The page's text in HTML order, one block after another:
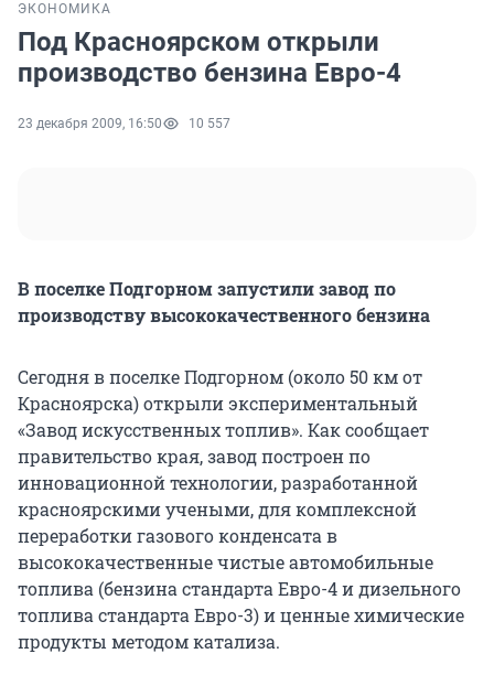
ЭКОНОМИКА
Под Красноярском открыли
производство бензина Евро-4
23 декабря 2009, 16:50 10 557
В поселке Подгорном запустили завод по
производству высококачественного бензина
Сегодня в поселке Подгорном (около 50 км от
Красноярска) открыли экспериментальный
«Завод искусственных топлив». Как сообщает
правительство края, завод построен по
инновационной технологии, разработанной
красноярскими учеными, для комплексной
переработки газового конденсата в
высококачественные чистые автомобильные
топлива (бензина стандарта Евро-4 и дизельного
топлива стандарта Евро-3) и ценные химические
продукты методом катализа.